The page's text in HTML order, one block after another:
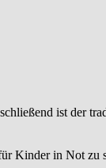
ist der
Kinder in Not zu